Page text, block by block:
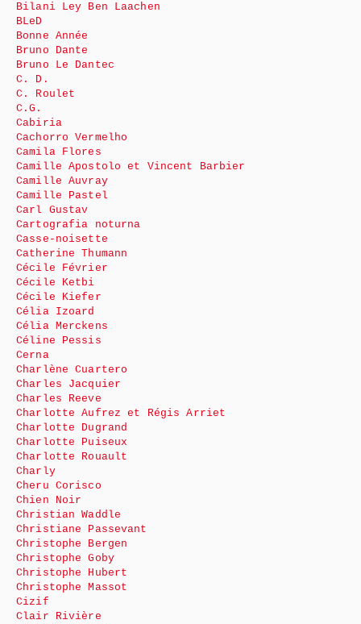
Bilani Ley Ben Laachen
BLeD
Bonne Année
Bruno Dante
Bruno Le Dantec
C. D.
C. Roulet
C.G.
Cabiria
Cachorro Vermelho
Camila Flores
Camille Apostolo et Vincent Barbier
Camille Auvray
Camille Pastel
Carl Gustav
Cartografia noturna
Casse-noisette
Catherine Thumann
Cécile Février
Cécile Ketbi
Cécile Kiefer
Célia Izoard
Célia Merckens
Céline Pessis
Cerna
Charlène Cuartero
Charles Jacquier
Charles Reeve
Charlotte Aufrez et Régis Arriet
Charlotte Dugrand
Charlotte Puiseux
Charlotte Rouault
Charly
Cheru Corisco
Chien Noir
Christian Waddle
Christiane Passevant
Christophe Bergen
Christophe Goby
Christophe Hubert
Christophe Massot
Cizif
Clair Rivière